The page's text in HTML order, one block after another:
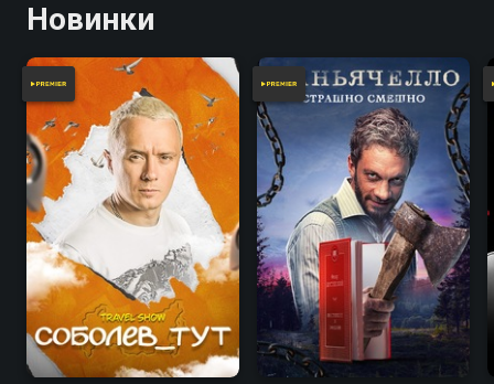
Новинки